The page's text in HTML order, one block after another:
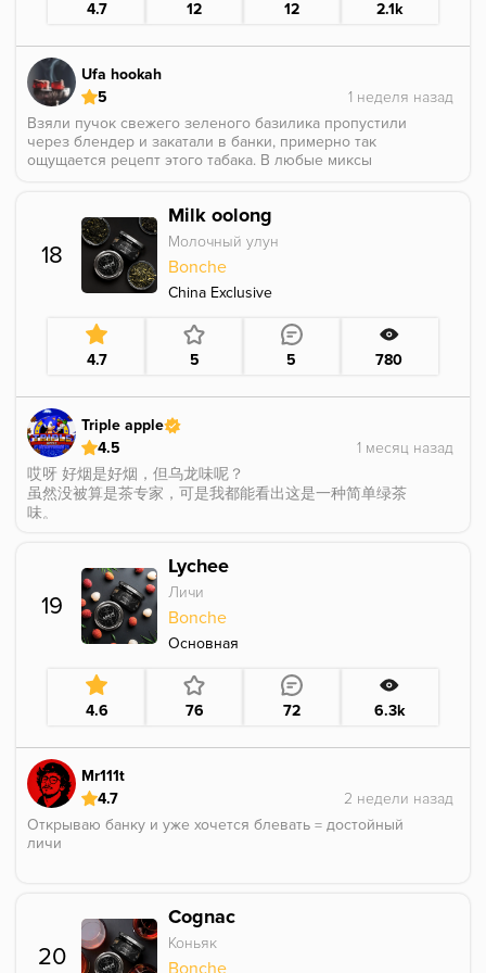
По общим вкусовым ощущениям это идеальное
выпечки; общий фон все равно сладкий, но не
приторный за счет оттенения в сливочность.
Курится очень правдоподобно и легко.
4.7 12 12 2.1k
Ufa hookah
5
Взяли пучок свежего зеленого базилика пропустили
через блендер и закатали в банки, примерно так
ощущается рецепт этого табака. В любые миксы
18
Milk oolong
Молочный улун
Bonche
China Exclusive
4.7 5 5 780
Triple apple
4.5
哎呀 好烟是好烟，但乌龙味呢？
虽然没被算是茶专家，可是我都能看出这是一种简单绿茶
味。
Вкус для внутреннего рынка Китая, у нас его не
купить, к сожалению)
Об аромате:
1) Плотно заваренныйзелёный чай, типа
ганпаундера. И это главная претензия ко вкусу, ну
неужели китайцы не отличат зелёный чай от улуна?)
становится спокойнее, раскрываются другие ноты.
Молочная часть очень похожа на то, что можно
молоко от Базы и тем более не молоко от ДС/
Себеро. Более нейтральный вкус, который
искажается от жара и держится очень долго.
лойс!
3)
Совсем немного аромки то ли абрикоса, то ли
груши(не дюшес). Короче, добавили абстрактный
сладкий фруктовый привкус.
Вначале ощущалась как крепость Догмы, но нет, ее
ещё сильнее понизили (субъективно). На дистанции,
крепость +-= DS core, но мне пофиг в целом.
19
Lychee
Личи
Bonche
Основная
4.6 76 72 6.3k
Mr111t
4.7
Открываю банку и уже хочется блевать = достойный
личи
20
Cognac
Коньяк